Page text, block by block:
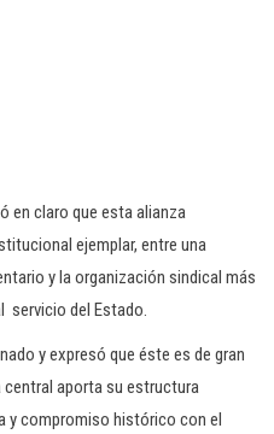
en claro que esta alianza
ejemplar, entre una
y la organización sindical más
servicio del Estado.
y expresó que éste es de gran
central aporta su estructura
y compromiso histórico con el